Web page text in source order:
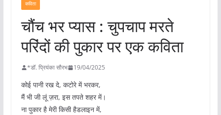
कविता
चौंच भर प्यास : चुपचाप मरते
परिंदों की पुकार पर एक कविता
*डॉ. प्रियंका सौरभ 19/04/2025
कोई पानी रख दे, कटोरे में भरकर,
मैं भी जी लूं ज़रा, इस तपते शहर में।
ना पुकार है मेरी किसी हैडलाइन में,